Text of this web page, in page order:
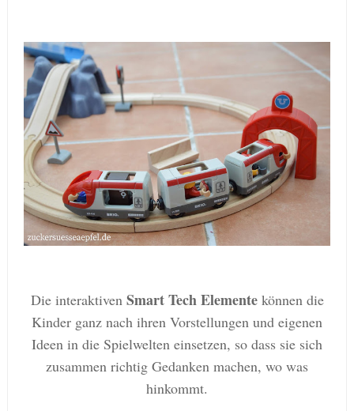
Die interaktiven Smart Tech Elementekönnen die
Kinder ganz nach ihren Vorstellungen und eigenen
Ideen in die Spielwelten einsetzen, so dass sie sich
zusammen richtig Gedanken machen, wo was
hinkommt.